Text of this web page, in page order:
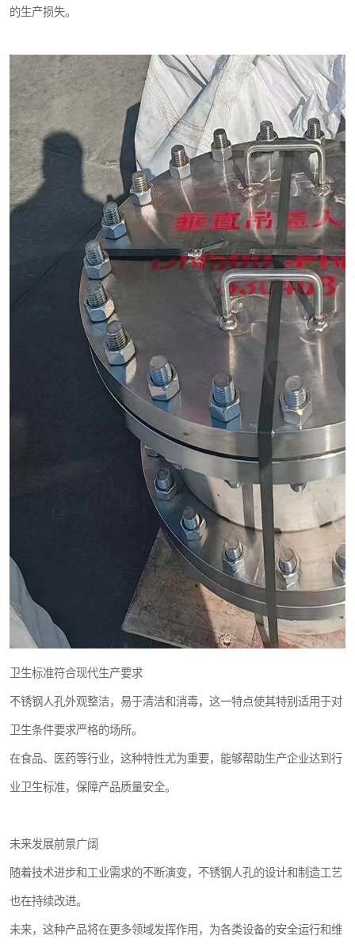
的生产损失。
卫生标准符合现代生产要求
不锈钢人孔外观整洁，易于清洁和消毒，这一特点使其特别适用于对
卫生条件要求严格的场所。
在食品、医药等行业，这种特性尤为重要，能够帮助生产企业达到行
业卫生标准，保障产品质量安全。
未来发展前景广阔
随着技术进步和工业需求的不断演变，不锈钢人孔的设计和制造工艺
也在持续改进。
未来，这种产品将在更多领域发挥作用，为各类设备的安全运行和维